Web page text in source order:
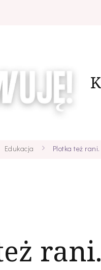
Edukacja Plotka też